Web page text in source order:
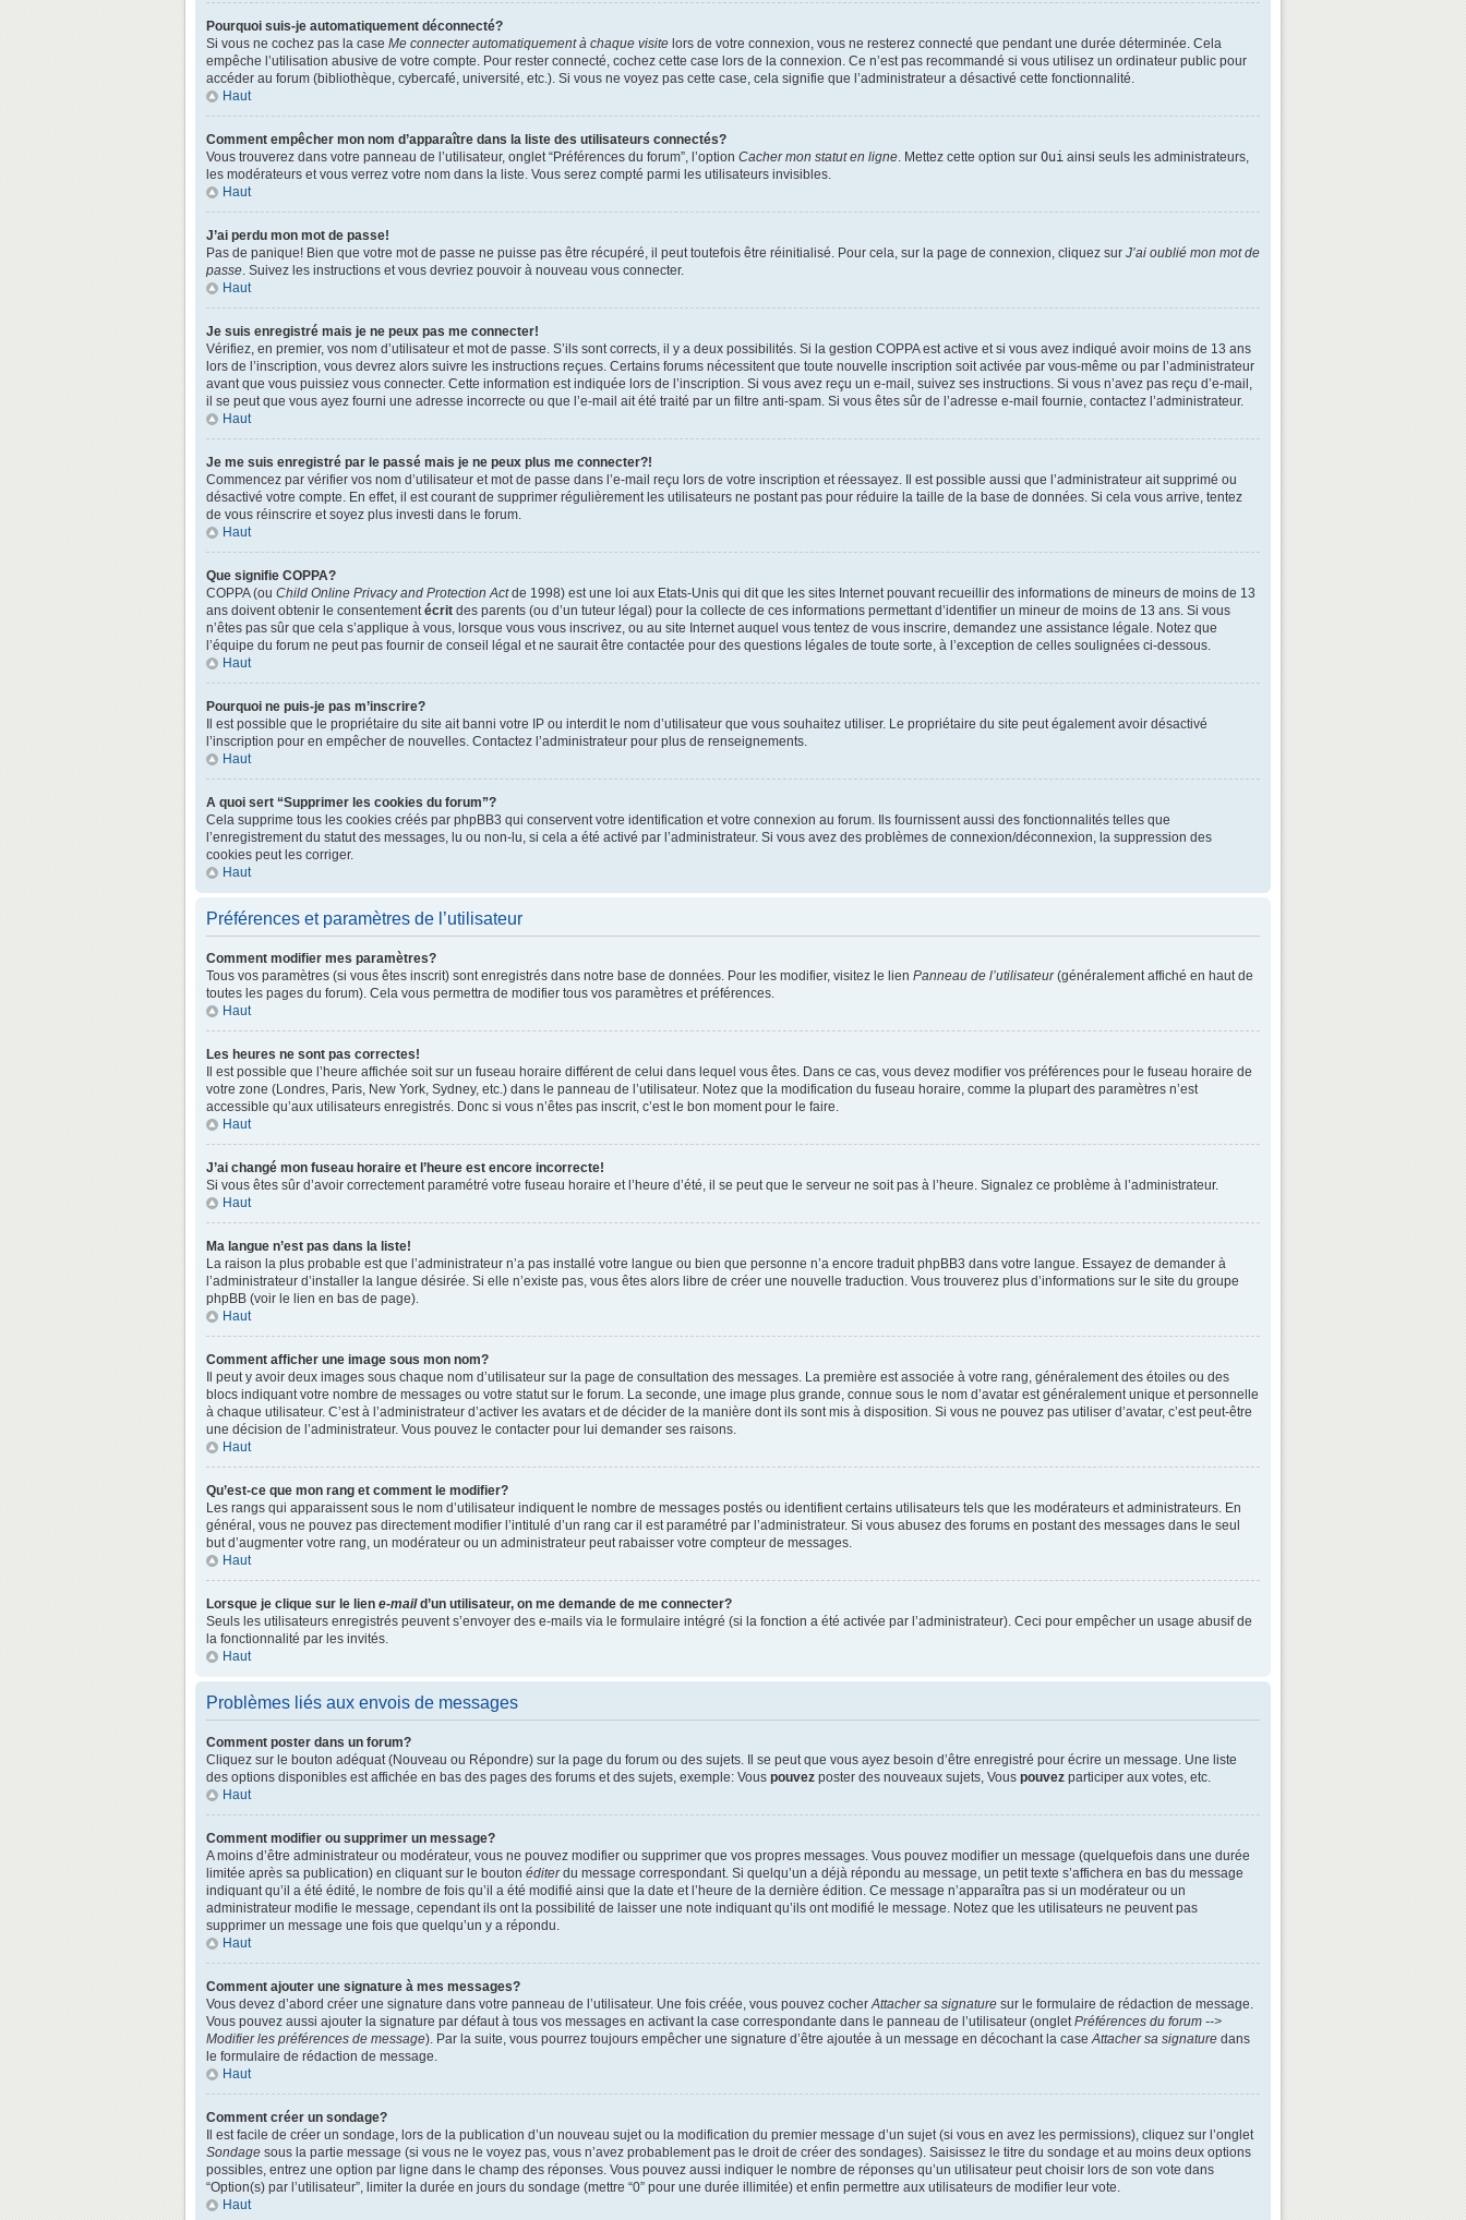
Pourquoi suis-je automatiquement déconnecté?
Si vous ne cochez pas la case Me connecter automatiquement à chaque visite lors de votre connexion, vous ne resterez connecté que pendant une durée déterminée. Cela
empêche l’utilisation abusive de votre compte. Pour rester connecté, cochez cette case lors de la connexion. Ce n’est pas recommandé si vous utilisez un ordinateur public pour
accéder au forum (bibliothèque, cybercafé, université, etc.). Si vous ne voyez pas cette case, cela signifie que l’administrateur a désactivé cette fonctionnalité.
Haut
Comment empêcher mon nom d’apparaître dans la liste des utilisateurs connectés?
Vous trouverez dans votre panneau de l’utilisateur, onglet “Préférences du forum”, l’option Cacher mon statut en ligne. Mettez cette option sur Oui ainsi seuls les administrateurs,
les modérateurs et vous verrez votre nom dans la liste. Vous serez compté parmi les utilisateurs invisibles.
Haut
J’ai perdu mon mot de passe!
Pas de panique! Bien que votre mot de passe ne puisse pas être récupéré, il peut toutefois être réinitialisé. Pour cela, sur la page de connexion, cliquez sur J’ai oublié mon mot de
passe. Suivez les instructions et vous devriez pouvoir à nouveau vous connecter.
Haut
Je suis enregistré mais je ne peux pas me connecter!
Vérifiez, en premier, vos nom d’utilisateur et mot de passe. S’ils sont corrects, il y a deux possibilités. Si la gestion COPPA est active et si vous avez indiqué avoir moins de 13 ans
lors de l’inscription, vous devrez alors suivre les instructions reçues. Certains forums nécessitent que toute nouvelle inscription soit activée par vous-même ou par l’administrateur
avant que vous puissiez vous connecter. Cette information est indiquée lors de l’inscription. Si vous avez reçu un e-mail, suivez ses instructions. Si vous n’avez pas reçu d’e-mail,
il se peut que vous ayez fourni une adresse incorrecte ou que l’e-mail ait été traité par un filtre anti-spam. Si vous êtes sûr de l’adresse e-mail fournie, contactez l’administrateur.
Haut
Je me suis enregistré par le passé mais je ne peux plus me connecter?!
Commencez par vérifier vos nom d’utilisateur et mot de passe dans l’e-mail reçu lors de votre inscription et réessayez. Il est possible aussi que l’administrateur ait supprimé ou
désactivé votre compte. En effet, il est courant de supprimer régulièrement les utilisateurs ne postant pas pour réduire la taille de la base de données. Si cela vous arrive, tentez
de vous réinscrire et soyez plus investi dans le forum.
Haut
Que signifie COPPA?
COPPA (ou Child Online Privacy and Protection Actde 1998) est une loi aux Etats-Unis qui dit que les sites Internet pouvant recueillir des informations de mineurs de moins de 13
ans doivent obtenir le consentementécrit des parents (ou d’un tuteur légal) pour la collecte de ces informations permettant d’identifier un mineur de moins de 13 ans. Si vous
n’êtes pas sûr que cela s’applique à vous, lorsque vous vous inscrivez, ou au site Internet auquel vous tentez de vous inscrire, demandez une assistance légale. Notez que
l’équipe du forum ne peut pas fournir de conseil légal et ne saurait être contactée pour des questions légales de toute sorte, à l’exception de celles soulignées ci-dessous.
Haut
Pourquoi ne puis-je pas m’inscrire?
Il est possible que le propriétaire du site ait banni votre IP ou interdit le nom d’utilisateur que vous souhaitez utiliser. Le propriétaire du site peut également avoir désactivé
l’inscription pour en empêcher de nouvelles. Contactez l’administrateur pour plus de renseignements.
Haut
A quoi sert “Supprimer les cookies du forum”?
Cela supprime tous les cookies créés par phpBB3 qui conservent votre identification et votre connexion au forum. Ils fournissent aussi des fonctionnalités telles que
l’enregistrement du statut des messages, lu ou non-lu, si cela a été activé par l’administrateur. Si vous avez des problèmes de connexion/déconnexion, la suppression des
cookies peut les corriger.
Haut
Préférences et paramètres de l’utilisateur
Comment modifier mes paramètres?
Tous vos paramètres (si vous êtes inscrit) sont enregistrés dans notre base de données. Pour les modifier, visitez le lien Panneau de l’utilisateur(généralement affiché en haut de
toutes les pages du forum). Cela vous permettra de modifier tous vos paramètres et préférences.
Haut
Les heures ne sont pas correctes!
Il est possible que l’heure affichée soit sur un fuseau horaire différent de celui dans lequel vous êtes. Dans ce cas, vous devez modifier vos préférences pour le fuseau horaire de
votre zone (Londres, Paris, New York, Sydney, etc.) dans le panneau de l’utilisateur. Notez que la modification du fuseau horaire, comme la plupart des paramètres n’est
accessible qu’aux utilisateurs enregistrés. Donc si vous n’êtes pas inscrit, c’est le bon moment pour le faire.
Haut
J’ai changé mon fuseau horaire et l’heure est encore incorrecte!
Si vous êtes sûr d’avoir correctement paramétré votre fuseau horaire et l’heure d’été, il se peut que le serveur ne soit pas à l’heure. Signalez ce problème à l’administrateur.
Haut
Ma langue n’est pas dans la liste!
La raison la plus probable est que l’administrateur n’a pas installé votre langue ou bien que personne n’a encore traduit phpBB3 dans votre langue. Essayez de demander à
l’administrateur d’installer la langue désirée. Si elle n’existe pas, vous êtes alors libre de créer une nouvelle traduction. Vous trouverez plus d’informations sur le site du groupe
phpBB (voir le lien en bas de page).
Haut
Comment afficher une image sous mon nom?
Il peut y avoir deux images sous chaque nom d’utilisateur sur la page de consultation des messages. La première est associée à votre rang, généralement des étoiles ou des
blocs indiquant votre nombre de messages ou votre statut sur le forum. La seconde, une image plus grande, connue sous le nom d’avatar est généralement unique et personnelle
à chaque utilisateur. C’est à l’administrateur d’activer les avatars et de décider de la manière dont ils sont mis à disposition. Si vous ne pouvez pas utiliser d’avatar, c’est peut-être
une décision de l’administrateur. Vous pouvez le contacter pour lui demander ses raisons.
Haut
Qu’est-ce que mon rang et comment le modifier?
Les rangs qui apparaissent sous le nom d’utilisateur indiquent le nombre de messages postés ou identifient certains utilisateurs tels que les modérateurs et administrateurs. En
général, vous ne pouvez pas directement modifier l’intitulé d’un rang car il est paramétré par l’administrateur. Si vous abusez des forums en postant des messages dans le seul
but d’augmenter votre rang, un modérateur ou un administrateur peut rabaisser votre compteur de messages.
Haut
Lorsque je clique sur le lien e-maild’un utilisateur, on me demande de me connecter?
Seuls les utilisateurs enregistrés peuvent s’envoyer des e-mails via le formulaire intégré (si la fonction a été activée par l’administrateur). Ceci pour empêcher un usage abusif de
la fonctionnalité par les invités.
Haut
Problèmes liés aux envois de messages
Comment poster dans un forum?
Cliquez sur le bouton adéquat (Nouveau ou Répondre) sur la page du forum ou des sujets. Il se peut que vous ayez besoin d’être enregistré pour écrire un message. Une liste
des options disponibles est affichée en bas des pages des forums et des sujets, exemple: Vous pouvez poster des nouveaux sujets, Vous pouvez participer aux votes, etc.
Haut
Comment modifier ou supprimer un message?
A moins d’être administrateur ou modérateur, vous ne pouvez modifier ou supprimer que vos propres messages. Vous pouvez modifier un message (quelquefois dans une durée
limitée après sa publication) en cliquant sur le bouton éditerdu message correspondant. Si quelqu’un a déjà répondu au message, un petit texte s’affichera en bas du message
indiquant qu’il a été édité, le nombre de fois qu’il a été modifié ainsi que la date et l’heure de la dernière édition. Ce message n’apparaîtra pas si un modérateur ou un
administrateur modifie le message, cependant ils ont la possibilité de laisser une note indiquant qu’ils ont modifié le message. Notez que les utilisateurs ne peuvent pas
supprimer un message une fois que quelqu’un y a répondu.
Haut
Comment ajouter une signature à mes messages?
Vous devez d’abord créer une signature dans votre panneau de l’utilisateur. Une fois créée, vous pouvez cocherAttacher sa signature sur le formulaire de rédaction de message.
Vous pouvez aussi ajouter la signature par défaut à tous vos messages en activant la case correspondante dans le panneau de l’utilisateur (ongletPréférences du forum -->
Modifier les préférences de message). Par la suite, vous pourrez toujours empêcher une signature d’être ajoutée à un message en décochant la caseAttacher sa signature dans
le formulaire de rédaction de message.
Haut
Comment créer un sondage?
Il est facile de créer un sondage, lors de la publication d’un nouveau sujet ou la modification du premier message d’un sujet (si vous en avez les permissions), cliquez sur l’onglet
Sondage sous la partie message (si vous ne le voyez pas, vous n’avez probablement pas le droit de créer des sondages). Saisissez le titre du sondage et au moins deux options
possibles, entrez une option par ligne dans le champ des réponses. Vous pouvez aussi indiquer le nombre de réponses qu’un utilisateur peut choisir lors de son vote dans
“Option(s) par l’utilisateur”, limiter la durée en jours du sondage (mettre “0” pour une durée illimitée) et enfin permettre aux utilisateurs de modifier leur vote.
Haut